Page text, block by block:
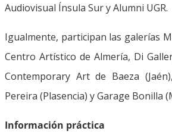
Audiovisual Ínsula Sur y Alumni UGR.
Igualmente, participan las galerías
Centro Artístico de Almería, Di
Contemporary Art de Baeza
Pereira (Plasencia) y Garage Bonilla
Información práctica